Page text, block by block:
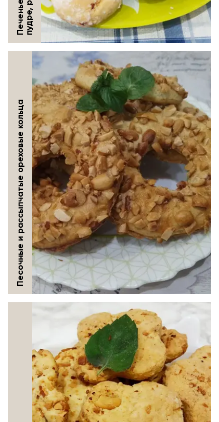
Песочные и рассыпчатые ореховые кольца